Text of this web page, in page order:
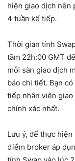
hiện giao dịch nên
4 tuần kế tiếp.
Thời gian tính
tầm 22h:00 GMT
mỗi sàn giao dịch
báo chi tiết. Bạn
tiếp nhân viên
chính xác nhất.
Lưu ý, để thực
điểm broker áp